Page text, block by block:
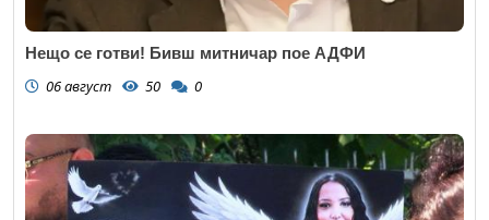
Нещо се готви! Бивш митничар пое АДФИ
06 август 50 0